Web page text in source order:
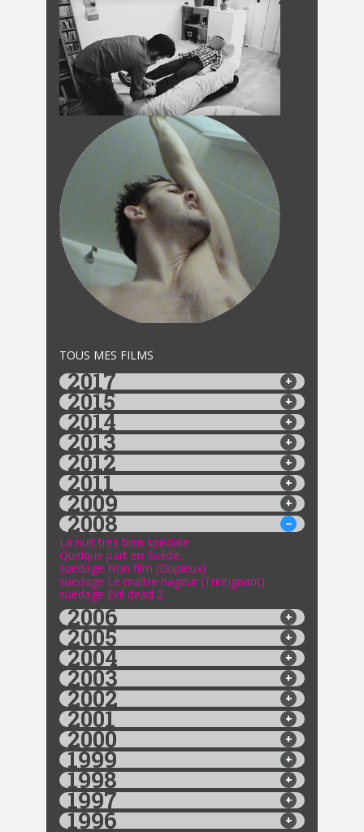
TOUS MES FILMS
2017
2015
2014
2013
2012
2011
2009
2008
La nuit très bien spéciale
Quelque part en Suède...
suedage Non film (Dupieux)
suedage Le maître nageur (Trintignant)
suedage Evil dead 2
2006
2005
2004
2003
2002
2001
2000
1999
1998
1997
1996